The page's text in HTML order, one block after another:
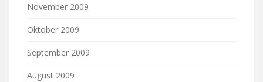
November 2009
Oktober 2009
September 2009
August 2009